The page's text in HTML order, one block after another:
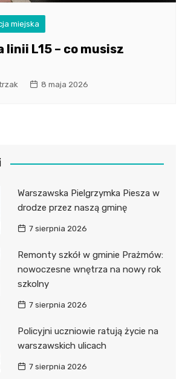
miejska
linii L15 – co musisz
8 maja 2026
Warszawska Pielgrzymka Piesza w
drodze przez naszą gminę
7 sierpnia 2026
Remonty szkół w gminie Prażmów:
nowoczesne wnętrza na nowy rok
szkolny
7 sierpnia 2026
Policyjni uczniowie ratują życie na
warszawskich ulicach
7 sierpnia 2026